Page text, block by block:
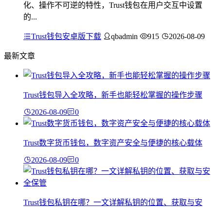
化、操作不可逆的特性，Trust钱包在用户交互中设置
的...
Trust钱包安卓版下载 qbadmin 915 2026-08-09
最新文章
Trust钱包导入全攻略，新手也能轻松掌握的操作步骤
2026-08-09 0
Trust数字货币钱包，数字资产安全与便捷的核心载体
2026-08-09 0
Trust钱包私钥在哪？一文详解私钥的位置、获取与安